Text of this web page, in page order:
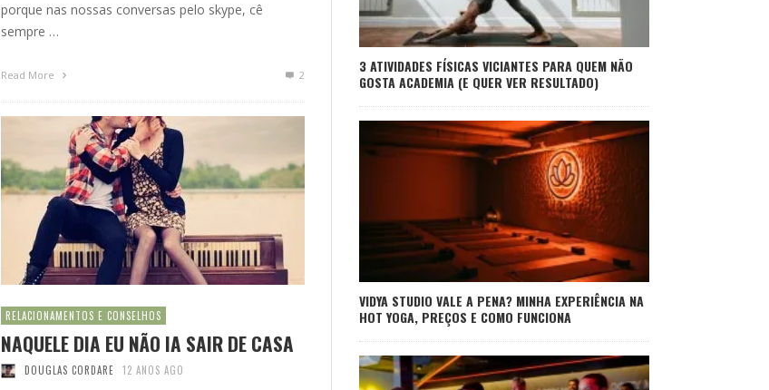
porque nas nossas conversas pelo skype, cê
sempre …
Read More 2
RELACIONAMENTOS E CONSELHOS
NAQUELE DIA EU NÃO IA SAIR DE CASA
DOUGLAS CORDARE 12 ANOS AGO
3 ATIVIDADES FÍSICAS VICIANTES PARA QUEM NÃO
GOSTA ACADEMIA (E QUER VER RESULTADO)
VIDYA STUDIO VALE A PENA? MINHA EXPERIÊNCIA NA
HOT YOGA, PREÇOS E COMO FUNCIONA